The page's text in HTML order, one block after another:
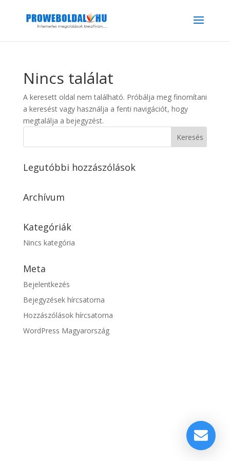
Nincs találat
A keresett oldal nem található. Próbálja meg finomítani
a keresést vagy használja a fenti navigációt, hogy
megtalálja a bejegyzést.
Legutóbbi hozzászólások
Archívum
Kategóriák
Nincs kategória
Meta
Bejelentkezés
Bejegyzések hírcsatorna
Hozzászólások hírcsatorna
WordPress Magyarország